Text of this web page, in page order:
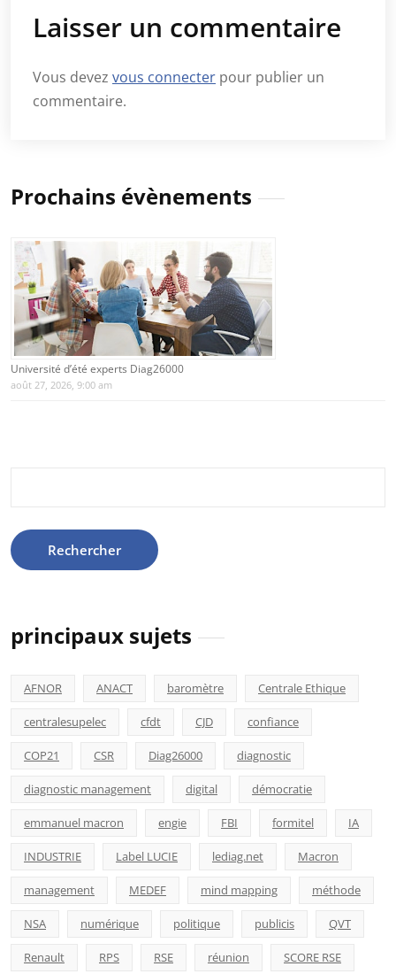
Laisser un commentaire
Vous devez vous connecter pour publier un
commentaire.
Prochains évènements
Université d’été experts Diag26000
août 27, 2026, 9:00 am
principaux sujets
AFNOR ANACT baromètre Centrale Ethique
centralesupelec cfdt CJD confiance
COP21 CSR Diag26000 diagnostic
diagnostic management digital démocratie
emmanuel macron engie FBI formitel IA
INDUSTRIE Label LUCIE lediag.net Macron
management MEDEF mind mapping méthode
NSA numérique politique publicis QVT
Renault RPS RSE réunion SCORE RSE